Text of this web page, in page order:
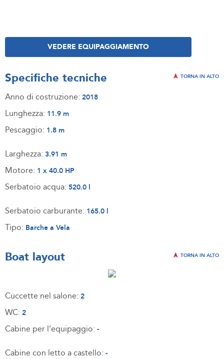
VEDERE EQUIPAGGIAMENTO
Specifiche tecniche TORNA IN ALTO
Anno di costruzione: 2018
Lunghezza: 11.9 m
Pescaggio: 1.8 m
Larghezza: 3.91 m
Motore: 1 x 40.0 HP
Serbatoio acqua: 520.0 l
Serbatoio carburante: 165.0 l
Tipo: Barche a Vela
Boat layout TORNA IN ALTO
Cuccette nel salone: 2
WC: 2
Cabine per l’equipaggio: -
Cabine con letto a castello: -